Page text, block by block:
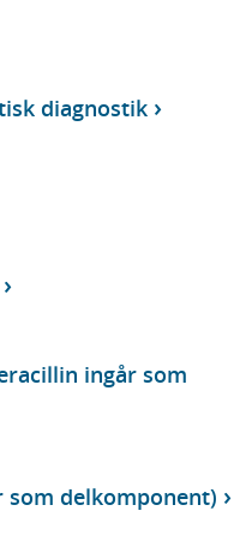
diagnostik
ingår som
som delkomponent)